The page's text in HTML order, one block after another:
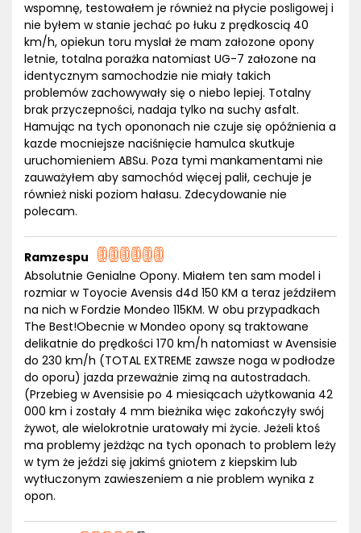
wspomnę, testowałem je również na płycie posligowej i
nie byłem w stanie jechać po łuku z prędkoscią 40
km/h, opiekun toru myslał że mam załozone opony
letnie, totalna porażka natomiast UG-7 załozone na
identycznym samochodzie nie miały takich
problemów zachowywały się o niebo lepiej. Totalny
brak przyczepności, nadaja tylko na suchy asfalt.
Hamując na tych opononach nie czuje się opóźnienia a
kazde mocniejsze naciśnięcie hamulca skutkuje
uruchomieniem ABSu. Poza tymi mankamentami nie
zauważyłem aby samochód więcej palił, cechuje je
również niski poziom hałasu. Zdecydowanie nie
polecam.
Ramzespu
Absolutnie Genialne Opony. Miałem ten sam model i
rozmiar w Toyocie Avensis d4d 150 KM a teraz jeździłem
na nich w Fordzie Mondeo 115KM. W obu przypadkach
The Best!Obecnie w Mondeo opony są traktowane
delikatnie do prędkości 170 km/h natomiast w Avensisie
do 230 km/h (TOTAL EXTREME zawsze noga w podłodze
do oporu) jazda przeważnie zimą na autostradach.
(Przebieg w Avensisie po 4 miesiącach użytkowania 42
000 km i zostały 4 mm bieżnika więc zakończyły swój
żywot, ale wielokrotnie uratowały mi życie. Jeżeli ktoś
ma problemy jeżdżąc na tych oponach to problem leży
w tym że jeździ się jakimś gniotem z kiepskim lub
wytłuczonym zawieszeniem a nie problem wynika z
opon.